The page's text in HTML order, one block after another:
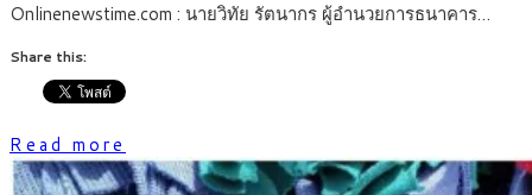
Onlinenewstime.com : นายวิทัย รัตนากร ผู้อำนวยการธนาคาร…
Share this:
Read more